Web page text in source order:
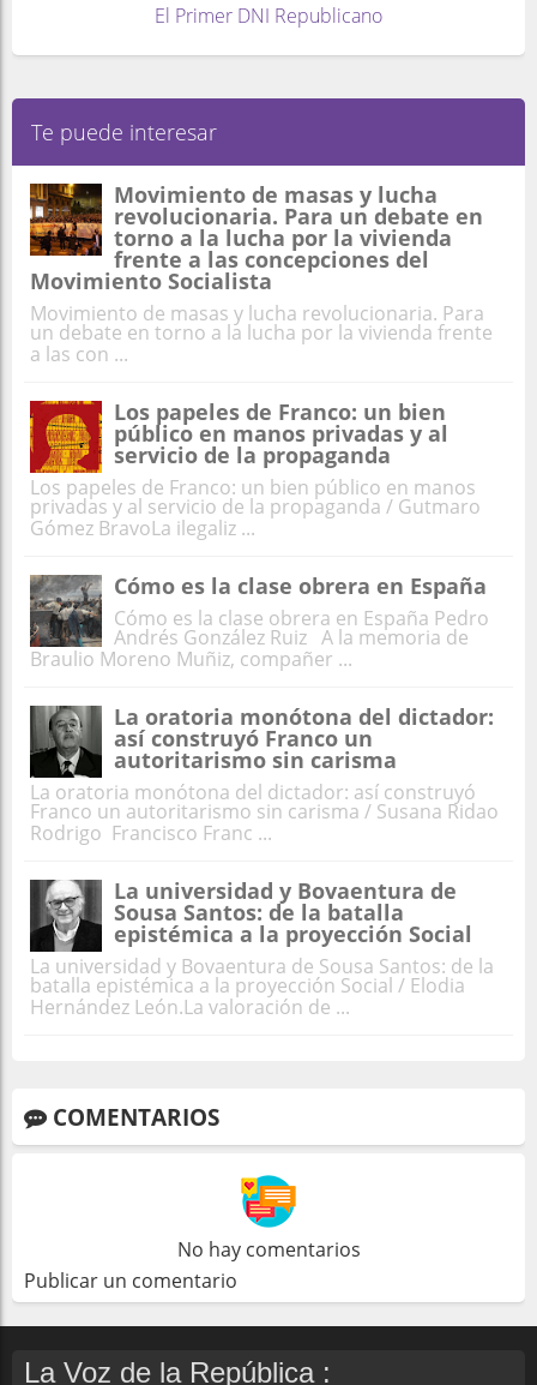
El Primer DNI Republicano
Te puede interesar
Movimiento de masas y lucha
revolucionaria. Para un debate en
torno a la lucha por la vivienda
frente a las concepciones del
Movimiento Socialista
Movimiento de masas y lucha revolucionaria. Para
un debate en torno a la lucha por la vivienda frente
a las con ...
Los papeles de Franco: un bien
público en manos privadas y al
servicio de la propaganda
Los papeles de Franco: un bien público en manos
privadas y al servicio de la propaganda / Gutmaro
Gómez BravoLa ilegaliz ...
Cómo es la clase obrera en España
Cómo es la clase obrera en España Pedro
Andrés González Ruiz A la memoria de
Braulio Moreno Muñiz, compañer ...
La oratoria monótona del dictador:
así construyó Franco un
autoritarismo sin carisma
La oratoria monótona del dictador: así construyó
Franco un autoritarismo sin carisma / Susana Ridao
Rodrigo Francisco Franc ...
La universidad y Bovaentura de
Sousa Santos: de la batalla
epistémica a la proyección Social
La universidad y Bovaentura de Sousa Santos: de la
batalla epistémica a la proyección Social / Elodia
Hernández León.La valoración de ...
COMENTARIOS
No hay comentarios
Publicar un comentario
La Voz de la República :